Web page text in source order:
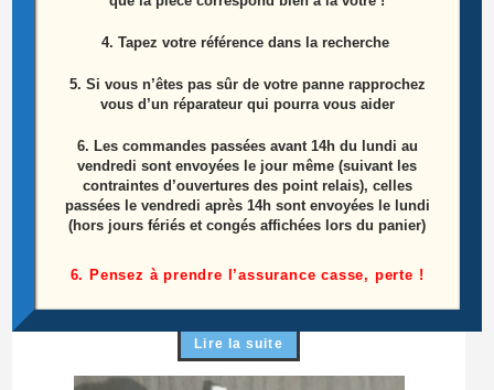
Barre Leds + Support Télé Sony KD-55XG8596
Référence:
ST0550AZ5_54LED_L_REV00_181106 +
50,00€
Lire la suite
4. Tapez votre référence dans la recherche
5. Si vous n’êtes pas sûr de votre panne rapprochez
vous d’un réparateur qui pourra vous aider
6. Les commandes passées avant 14h du lundi au
vendredi sont envoyées le jour même (suivant les
contraintes d’ouvertures des point relais), celles
passées le vendredi après 14h sont envoyées le lundi
(hors jours fériés et congés affichées lors du panier)
6. Pensez à prendre l’assurance casse, perte !